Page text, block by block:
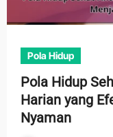
Pola Hidup
Pola Hidup
Harian yang
Nyaman